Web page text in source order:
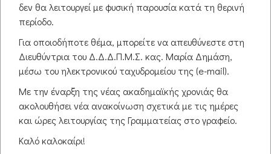
αναγνωστήριο
μπορούν να παρευρίσκονται στις προγραμματισμένες δια
ζώσης συναντήσεις, όπως αυτές καθορίζονται στο
πρόγραμμα, να τις παρακολουθούν ζωντανά μέσω του
συστήματος τηλεδιασκέψεων του Δ.Π.Θ., "ΣΥΝΕΡΓΕΙΑ
από τον υπολογιστή τους. Επίσης, στην ιστοσελίδα θα
αναράται το αντίστοιχο οπτικο-ακουστικό υλικό, ενώ
Υ του τμήματος.
δεν θα λειτουργεί με φυσική παρουσία κατά τη θερινή
περίοδο.
Για οποιοδήποτε θέμα, μπορείτε να απευθύνεστε στη
Διευθύντρια του Δ.Δ.Δ.Π.Μ.Σ. κας. Μαρία Δημάση,
μέσω του ηλεκτρονικού ταχυδρομείου της (e-mail).
Με την έναρξη της νέας ακαδημαϊκής χρονιάς θα
ακολουθήσει νέα ανακοίνωση σχετικά με τις ημέρες
και ώρες λειτουργίας της Γραμματείας στο γραφείο.
Καλό καλοκαίρι!